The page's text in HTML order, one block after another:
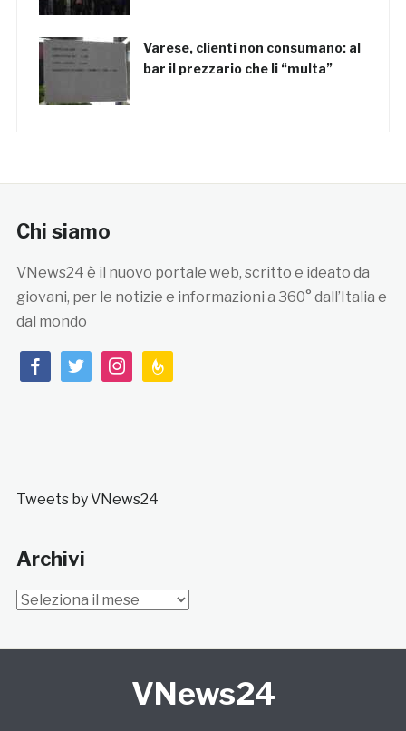
Varese, clienti non consumano: al
bar il prezzario che li “multa”
Chi siamo
VNews24 è il nuovo portale web, scritto e ideato da
giovani, per le notizie e informazioni a 360° dall’Italia e
dal mondo
facebooktwitterinstagramfeedburner
Tweets by VNews24
Archivi
Archivi
VNews24